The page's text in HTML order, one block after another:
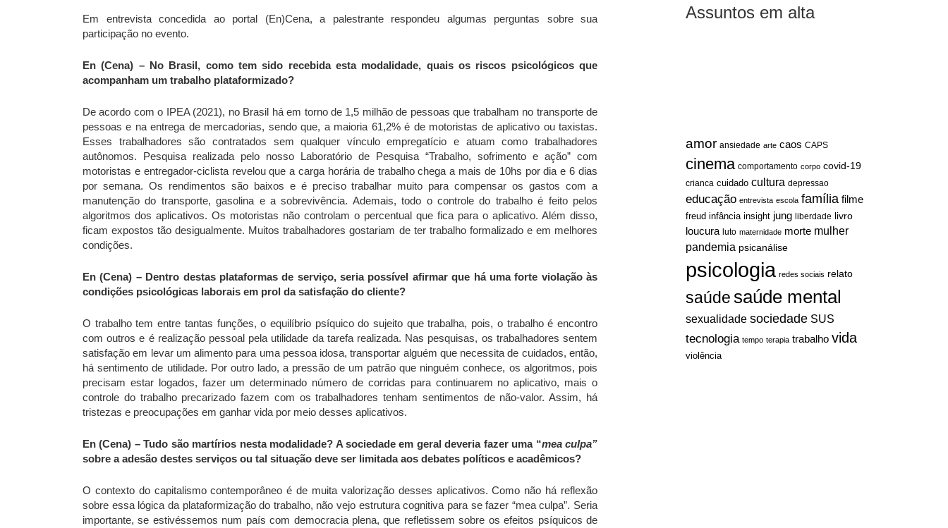
Assuntos em alta
amor ansiedade arte caos CAPS
cinema comportamento corpo covid-19
crianca cuidado cultura depressao
educação entrevista escola família filme
freud infância insight jung liberdade livro
loucura luto maternidade morte mulher
pandemia psicanálise
psicologia redes sociais relato
saúdesaúde mental
sexualidade sociedade SUS
tecnologia tempo terapia trabalho vida
violência
Em entrevista concedida ao portal (En)Cena, a palestrante respondeu algumas perguntas sobre sua
participação no evento.
En (Cena) – No Brasil, como tem sido recebida esta modalidade, quais os riscos psicológicos que
acompanham um trabalho plataformizado?
De acordo com o IPEA (2021), no Brasil há em torno de 1,5 milhão de pessoas que trabalham no transporte de
pessoas e na entrega de mercadorias, sendo que, a maioria 61,2% é de motoristas de aplicativo ou taxistas.
Esses trabalhadores são contratados sem qualquer vínculo empregatício e atuam como trabalhadores
autônomos. Pesquisa realizada pelo nosso Laboratório de Pesquisa “Trabalho, sofrimento e ação” com
motoristas e entregador-ciclista revelou que a carga horária de trabalho chega a mais de 10hs por dia e 6 dias
por semana. Os rendimentos são baixos e é preciso trabalhar muito para compensar os gastos com a
manutenção do transporte, gasolina e a sobrevivência. Ademais, todo o controle do trabalho é feito pelos
algoritmos dos aplicativos. Os motoristas não controlam o percentual que fica para o aplicativo. Além disso,
ficam expostos tão desigualmente. Muitos trabalhadores gostariam de ter trabalho formalizado e em melhores
condições.
En (Cena) – Dentro destas plataformas de serviço, seria possível afirmar que há uma forte violação às
condições psicológicas laborais em prol da satisfação do cliente?
O trabalho tem entre tantas funções, o equilíbrio psíquico do sujeito que trabalha, pois, o trabalho é encontro
com outros e é realização pessoal pela utilidade da tarefa realizada. Nas pesquisas, os trabalhadores sentem
satisfação em levar um alimento para uma pessoa idosa, transportar alguém que necessita de cuidados, então,
há sentimento de utilidade. Por outro lado, a pressão de um patrão que ninguém conhece, os algoritmos, pois
precisam estar logados, fazer um determinado número de corridas para continuarem no aplicativo, mais o
controle do trabalho precarizado fazem com os trabalhadores tenham sentimentos de não-valor. Assim, há
tristezas e preocupações em ganhar vida por meio desses aplicativos.
En (Cena) – Tudo são martírios nesta modalidade? A sociedade em geral deveria fazer uma “mea culpa”
sobre a adesão destes serviços ou tal situação deve ser limitada aos debates políticos e acadêmicos?
O contexto do capitalismo contemporâneo é de muita valorização desses aplicativos. Como não há reflexão
sobre essa lógica da plataformização do trabalho, não vejo estrutura cognitiva para se fazer “mea culpa”. Seria
importante, se estivéssemos num país com democracia plena, que refletissem sobre os efeitos psíquicos de